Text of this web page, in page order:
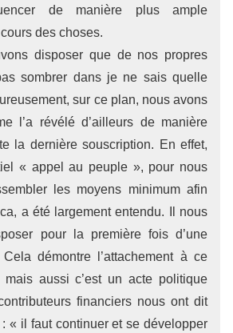
de manière plus ample
des choses.
disposer que de nos propres
sombrer dans je ne sais quelle
sur ce plan, nous avons
l’a révélé d’ailleurs de manière
la dernière souscription. En effet,
« appel au peuple », pour nous
les moyens minimum afin
a été largement entendu. Il nous
pour la première fois d’une
démontre l’attachement à ce
aussi c’est un acte politique
financiers nous ont dit
« il faut continuer et se développer